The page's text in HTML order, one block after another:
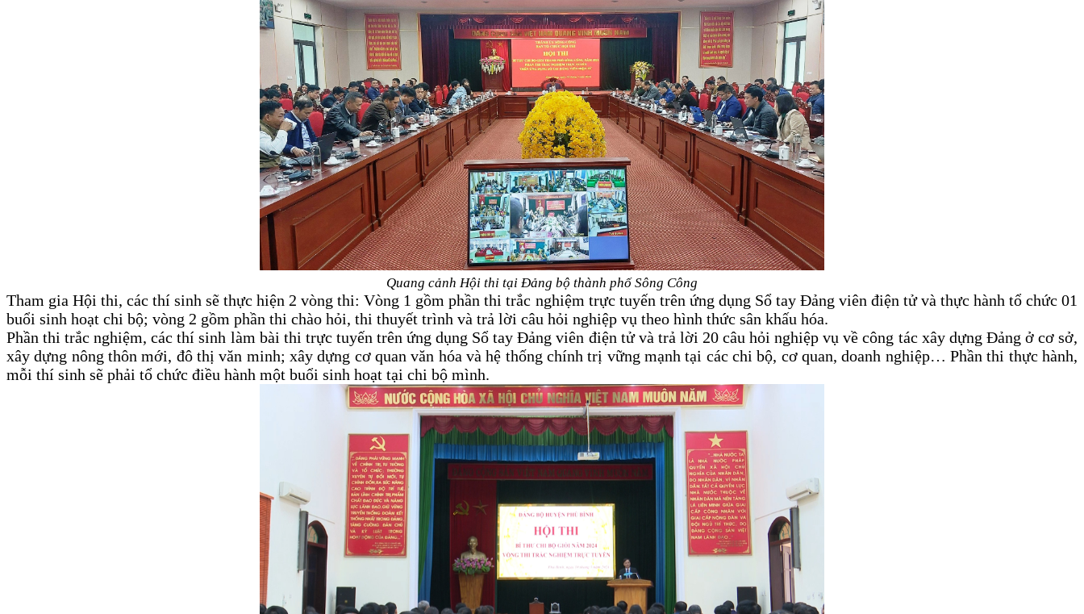
Quang cảnh Hội thi tại Đảng bộ thành phố Sông Công
Tham gia Hội thi, các thí sinh sẽ thực hiện 2 vòng thi: Vòng 1 gồm phần thi trắc nghiệm trực tuyến trên ứng dụng Sổ tay Đảng viên điện tử và thực hành tổ chức 01
buổi sinh hoạt chi bộ; vòng 2 gồm phần thi chào hỏi, thi thuyết trình và trả lời câu hỏi nghiệp vụ theo hình thức sân khấu hóa.
Phần thi trắc nghiệm, các thí sinh làm bài thi trực tuyến trên ứng dụng Sổ tay Đảng viên điện tử và trả lời 20 câu hỏi nghiệp vụ về công tác xây dựng Đảng ở cơ sở,
xây dựng nông thôn mới, đô thị văn minh; xây dựng cơ quan văn hóa và hệ thống chính trị vững mạnh tại các chi bộ, cơ quan, doanh nghiệp… Phần thi thực hành,
mỗi thí sinh sẽ phải tổ chức điều hành một buổi sinh hoạt tại chi bộ mình.